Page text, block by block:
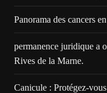
Panorama des cancers
permanence juridique a
Rives de la Marne.
Canicule : Protégez-